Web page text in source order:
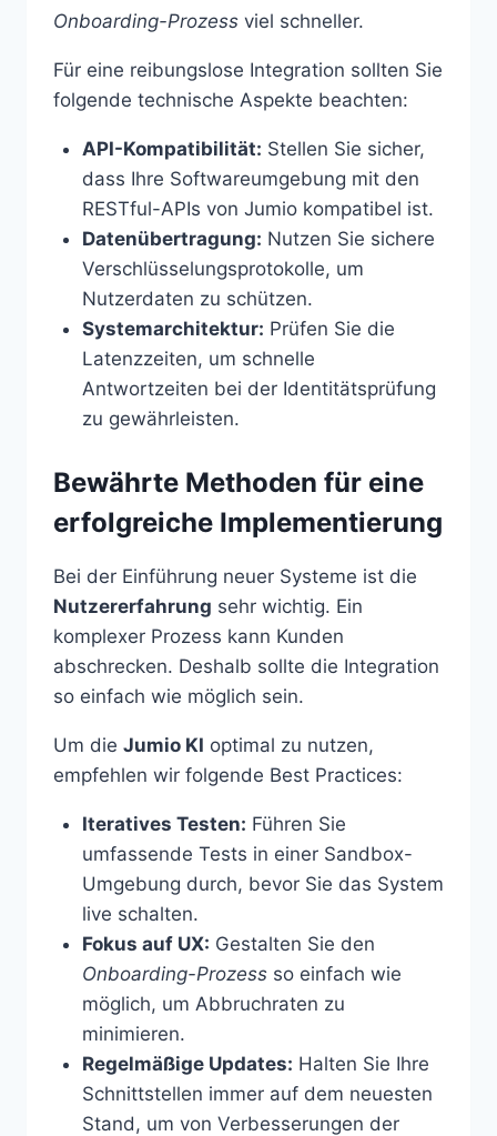
Onboarding-Prozess viel schneller.
Für eine reibungslose Integration sollten Sie
folgende technische Aspekte beachten:
API-Kompatibilität: Stellen Sie sicher,
dass Ihre Softwareumgebung mit den
RESTful-APIs von Jumio kompatibel ist.
Datenübertragung: Nutzen Sie sichere
Verschlüsselungsprotokolle, um
Nutzerdaten zu schützen.
Systemarchitektur: Prüfen Sie die
Latenzzeiten, um schnelle
Antwortzeiten bei der Identitätsprüfung
zu gewährleisten.
Bewährte Methoden für eine
erfolgreiche Implementierung
Bei der Einführung neuer Systeme ist die
Nutzererfahrung sehr wichtig. Ein
komplexer Prozess kann Kunden
abschrecken. Deshalb sollte die Integration
so einfach wie möglich sein.
Um die Jumio KI optimal zu nutzen,
empfehlen wir folgende Best Practices:
Iteratives Testen: Führen Sie
umfassende Tests in einer Sandbox-
Umgebung durch, bevor Sie das System
live schalten.
Fokus auf UX: Gestalten Sie den
Onboarding-Prozessso einfach wie
möglich, um Abbruchraten zu
minimieren.
Regelmäßige Updates: Halten Sie Ihre
Schnittstellen immer auf dem neuesten
Stand, um von Verbesserungen der